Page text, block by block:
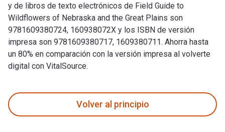
y de libros de texto electrónicos de Field Guide to
Wildflowers of Nebraska and the Great Plains son
9781609380724, 160938072X y los ISBN de versión
impresa son 9781609380717, 1609380711. Ahorra hasta
un 80% en comparación con la versión impresa al volverte
digital con VitalSource.
Volver al principio